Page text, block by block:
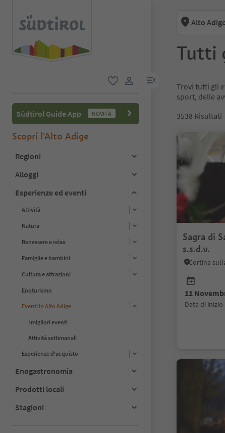
menu link
Südtirol Guide App NOVITÀ
Scopri l'Alto Adige
Regioni
Alloggi
Esperienze ed eventi
Attività
Natura
Benessere e relax
Famiglie e bambini
Cultura e attrazioni
Enoturismo
Eventi in Alto Adige
I migliori eventi
Attività settimanali
Esperienze d'acquisto
Enogastronomia
Prodotti locali
Stagioni
Alto
Tutti
Trovi tutti gli
sport, delle
3538 Risultati
Sagra di
s.s.d.v.
Cortina
11
data di inizio